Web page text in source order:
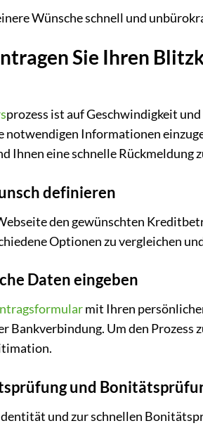
Wünsche schnell und
Sie Ihren
prozess ist auf Geschwindigkeit
notwendigen Informationen
Ihnen eine schnelle Rückmeldung
definieren
den gewünschten
Optionen zu vergleichen
Daten eingeben
mit Ihren
Bankverbindung. Um den Prozess
und
und zur schnellen